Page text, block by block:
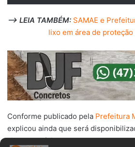
–> LEIA TAMBÉM: SAMAE e
lixo em área de proteção
Conforme publicado pela Prefeitura
explicou ainda que será
site da Prefeitura com as datas das